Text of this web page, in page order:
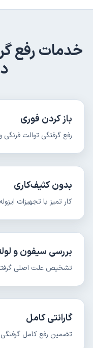
خدماترفع
باز کردن فوری
رفع گرفتگی توالت
بدون کثیف‌کاری
کار تمیز با تجهیزات
بررسی سیفون و
تشخیص علت اصلی گرفتگی
گارانتی کامل
تضمین رفع کامل گرفتگی با